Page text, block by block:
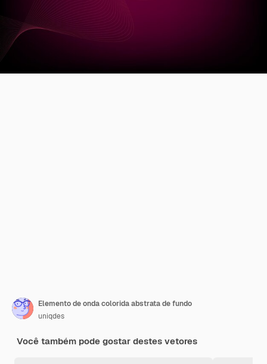
Elemento de onda colorida abstrata de fundo
uniqdes
Você também pode gostar destes vetores